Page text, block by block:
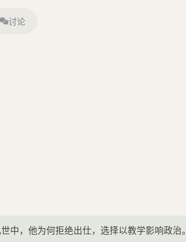
讨论
中，他为何拒绝出仕，选择以教学影响政治。